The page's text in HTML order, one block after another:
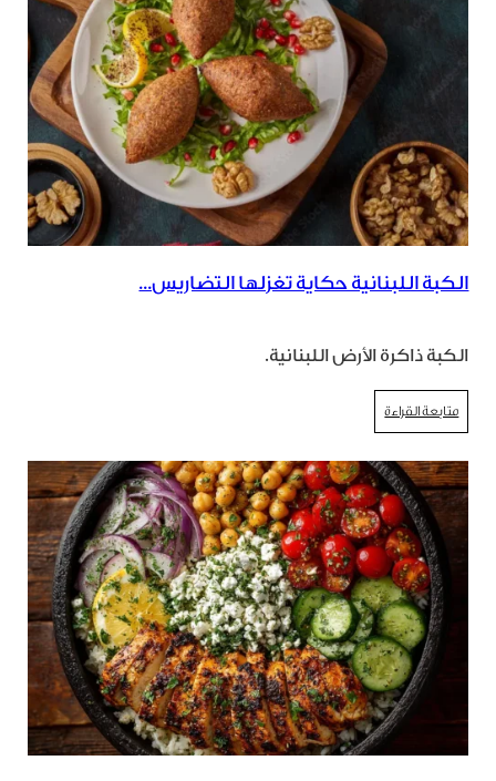
الكبة اللبنانية حكاية تغزلها التضاريس...
الكبة ذاكرة الأرض اللبنانية.
متابعة القراءة